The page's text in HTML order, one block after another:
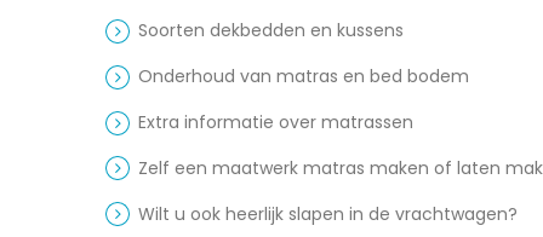
Soorten dekbedden en kussens
Onderhoud van matras en bed bodem
Extra informatie over matrassen
Zelf een maatwerk matras maken of laten
Wilt u ook heerlijk slapen in de vrachtwagen?